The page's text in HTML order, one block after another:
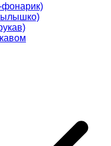
фонарик)